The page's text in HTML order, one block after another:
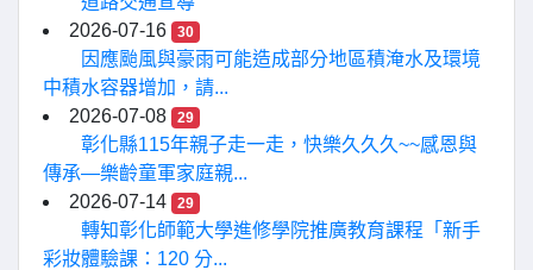
2026-07-16
30
因應颱風與豪雨可能造成部分地區積淹水及環境
中積水容器增加，請...
2026-07-08
29
彰化縣115年親子走一走，快樂久久久~~感恩與
傳承—樂齡童軍家庭親...
2026-07-14
29
轉知彰化師範大學進修學院推廣教育課程「新手
彩妝體驗課：120 分...